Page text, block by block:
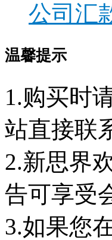
公司汇
温馨提示
1.购买时
站直接联
2.新思界
告可享受
3.如果您